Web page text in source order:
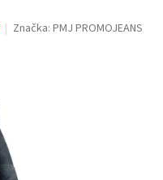
Značka: PMJ PROMOJEANS